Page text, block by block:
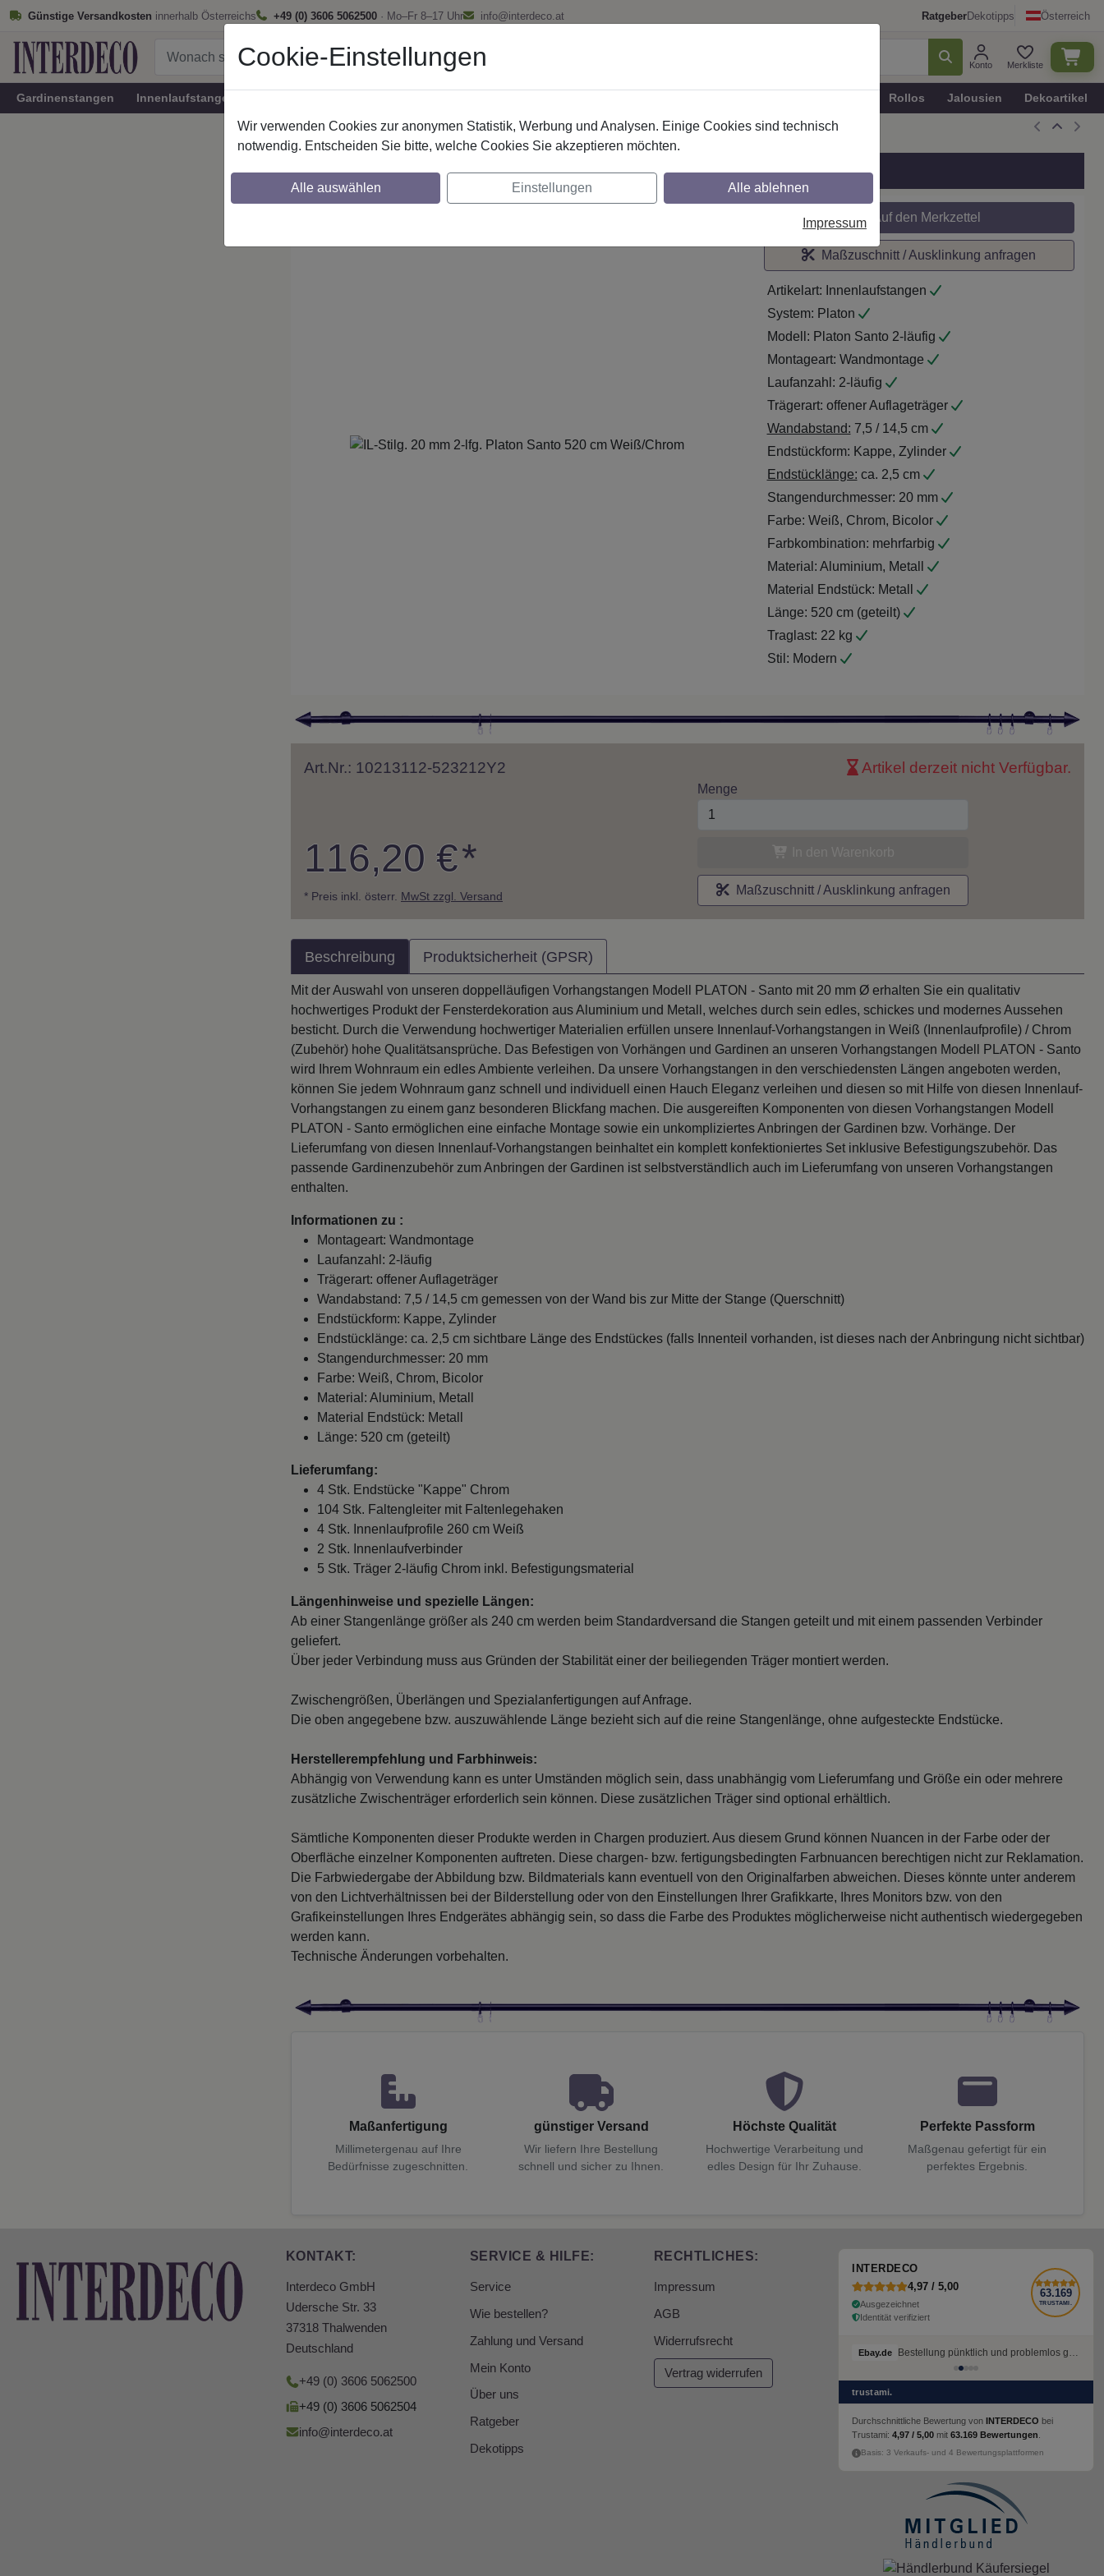
Günstige Versandkosten innerhalb Österreichs +49 (0) 3606 5062500 · Mo–Fr 8–17 Uhr info@interdeco.at RatgeberDekotipps Österreich
Konto Merkliste
Gardinenstangen Innenlaufstangen Rollos Jalousien Dekoartikel
IL-Stilg. 20 mm 2-lfg. Platon Santo 520 cm Weiß/Chrom
Maßzuschnitt möglich
Auf den Merkzettel
Maßzuschnitt / Ausklinkung anfragen
Artikelart: Innenlaufstangen
System: Platon
Modell: Platon Santo 2-läufig
Montageart: Wandmontage
Laufanzahl: 2-läufig
Trägerart: offener Auflageträger
Wandabstand: 7,5 / 14,5 cm
Endstückform: Kappe, Zylinder
Endstücklänge: ca. 2,5 cm
Stangendurchmesser: 20 mm
Farbe: Weiß, Chrom, Bicolor
Farbkombination: mehrfarbig
Material: Aluminium, Metall
Material Endstück: Metall
Länge: 520 cm (geteilt)
Traglast: 22 kg
Stil: Modern
Art.Nr.: 10213112-523212Y2 Artikel derzeit nicht Verfügbar.
116,20 €*
* Preis inkl. österr. MwSt zzgl. Versand
Menge
Maßzuschnitt / Ausklinkung anfragen
Beschreibung Produktsicherheit (GPSR)
Mit der Auswahl von unseren doppelläufigen Vorhangstangen Modell PLATON - Santo mit 20 mm Ø erhalten Sie ein qualitativ
hochwertiges Produkt der Fensterdekoration aus Aluminium und Metall, welches durch sein edles, schickes und modernes Aussehen
besticht. Durch die Verwendung hochwertiger Materialien erfüllen unsere Innenlauf-Vorhangstangen in Weiß (Innenlaufprofile) / Chrom
(Zubehör) hohe Qualitätsansprüche. Das Befestigen von Vorhängen und Gardinen an unseren Vorhangstangen Modell PLATON - Santo
wird Ihrem Wohnraum ein edles Ambiente verleihen. Da unsere Vorhangstangen in den verschiedensten Längen angeboten werden,
können Sie jedem Wohnraum ganz schnell und individuell einen Hauch Eleganz verleihen und diesen so mit Hilfe von diesen Innenlauf-
Vorhangstangen zu einem ganz besonderen Blickfang machen. Die ausgereiften Komponenten von diesen Vorhangstangen Modell
PLATON - Santo ermöglichen eine einfache Montage sowie ein unkompliziertes Anbringen der Gardinen bzw. Vorhänge. Der
Lieferumfang von diesen Innenlauf-Vorhangstangen beinhaltet ein komplett konfektioniertes Set inklusive Befestigungszubehör. Das
passende Gardinenzubehör zum Anbringen der Gardinen ist selbstverständlich auch im Lieferumfang von unseren Vorhangstangen
enthalten.
Informationen zu :
Montageart: Wandmontage
Laufanzahl: 2-läufig
Trägerart: offener Auflageträger
Wandabstand: 7,5 / 14,5 cm gemessen von der Wand bis zur Mitte der Stange (Querschnitt)
Endstückform: Kappe, Zylinder
Endstücklänge: ca. 2,5 cm sichtbare Länge des Endstückes (falls Innenteil vorhanden, ist dieses nach der Anbringung nicht sichtbar)
Stangendurchmesser: 20 mm
Farbe: Weiß, Chrom, Bicolor
Material: Aluminium, Metall
Material Endstück: Metall
Länge: 520 cm (geteilt)
Lieferumfang:
4 Stk. Endstücke "Kappe" Chrom
104 Stk. Faltengleiter mit Faltenlegehaken
4 Stk. Innenlaufprofile 260 cm Weiß
2 Stk. Innenlaufverbinder
5 Stk. Träger 2-läufig Chrom inkl. Befestigungsmaterial
Längenhinweise und spezielle Längen:
Ab einer Stangenlänge größer als 240 cm werden beim Standardversand die Stangen geteilt und mit einem passenden Verbinder
geliefert.
Über jeder Verbindung muss aus Gründen der Stabilität einer der beiliegenden Träger montiert werden.
Zwischengrößen, Überlängen und Spezialanfertigungen auf Anfrage.
Die oben angegebene bzw. auszuwählende Länge bezieht sich auf die reine Stangenlänge, ohne aufgesteckte Endstücke.
Herstellerempfehlung und Farbhinweis:
Abhängig von Verwendung kann es unter Umständen möglich sein, dass unabhängig vom Lieferumfang und Größe ein oder mehrere
zusätzliche Zwischenträger erforderlich sein können. Diese zusätzlichen Träger sind optional erhältlich.
Sämtliche Komponenten dieser Produkte werden in Chargen produziert. Aus diesem Grund können Nuancen in der Farbe oder der
Oberfläche einzelner Komponenten auftreten. Diese chargen- bzw. fertigungsbedingten Farbnuancen berechtigen nicht zur Reklamation.
Die Farbwiedergabe der Abbildung bzw. Bildmaterials kann eventuell von den Originalfarben abweichen. Dieses könnte unter anderem
von den Lichtverhältnissen bei der Bilderstellung oder von den Einstellungen Ihrer Grafikkarte, Ihres Monitors bzw. von den
Grafikeinstellungen Ihres Endgerätes abhängig sein, so dass die Farbe des Produktes möglicherweise nicht authentisch wiedergegeben
werden kann.
Technische Änderungen vorbehalten.
Maßanfertigung
Millimetergenau auf Ihre
Bedürfnisse zugeschnitten.
günstiger Versand
Wir liefern Ihre Bestellung
schnell und sicher zu Ihnen.
Höchste Qualität
Hochwertige Verarbeitung und
edles Design für Ihr Zuhause.
Perfekte Passform
Maßgenau gefertigt für ein
perfektes Ergebnis.
KONTAKT:
Interdeco GmbH
Udersche Str. 33
37318 Thalwenden
Deutschland
+49 (0) 3606 5062500
+49 (0) 3606 5062504
info@interdeco.at
SERVICE & HILFE:
Service
Wie bestellen?
Zahlung und Versand
Mein Konto
Über uns
Ratgeber
Dekotipps
RECHTLICHES:
Impressum
AGB
Widerrufsrecht
Vertrag widerrufen
INTERDECO
4,97 / 5,00
Ausgezeichnet
Identität verifiziert
63.169
TRUSTAMI.
Ebay.de Bestellung pünktlich und problemlos geliefert
trustami.
Durchschnittliche Bewertung von INTERDECO bei
Trustami: 4,97 / 5,00 mit 63.169 Bewertungen
Basis: 3 Verkaufs- und 4 Bewertungsplattformen
Cookie-Einstellungen
Wir verwenden Cookies zur anonymen Statistik, Werbung und Analysen. Einige Cookies sind technisch
notwendig. Entscheiden Sie bitte, welche Cookies Sie akzeptieren möchten.
Alle auswählen Einstellungen Alle ablehnen
Impressum